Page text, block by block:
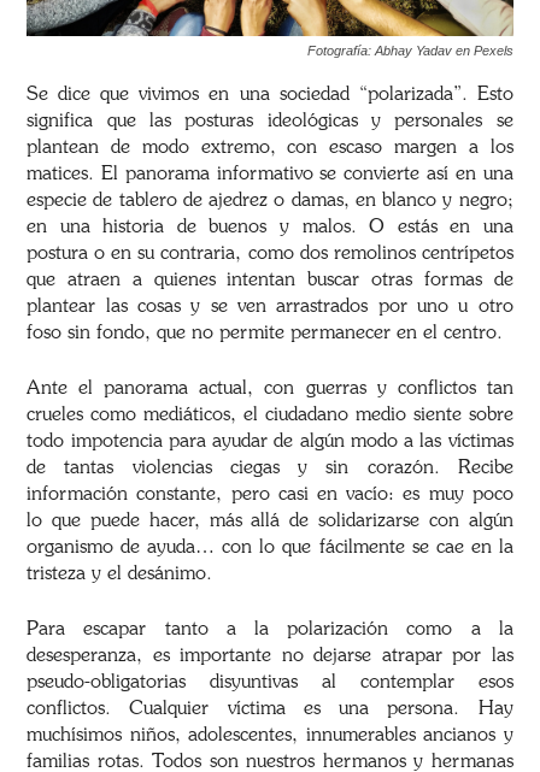
Fotografía: Abhay Yadav en Pexels
Se dice que vivimos en una sociedad “polarizada”. Esto
significa que las posturas ideológicas y personales se
plantean de modo extremo, con escaso margen a los
matices. El panorama informativo se convierte así en una
especie de tablero de ajedrez o damas, en blanco y negro;
en una historia de buenos y malos. O estás en una
postura o en su contraria, como dos remolinos centrípetos
que atraen a quienes intentan buscar otras formas de
plantear las cosas y se ven arrastrados por uno u otro
foso sin fondo, que no permite permanecer en el centro.
Ante el panorama actual, con guerras y conflictos tan
crueles como mediáticos, el ciudadano medio siente sobre
todo impotencia para ayudar de algún modo a las víctimas
de tantas violencias ciegas y sin corazón. Recibe
información constante, pero casi en vacío: es muy poco
lo que puede hacer, más allá de solidarizarse con algún
organismo de ayuda… con lo que fácilmente se cae en la
tristeza y el desánimo.
Para escapar tanto a la polarización como a la
desesperanza, es importante no dejarse atrapar por las
pseudo-obligatorias disyuntivas al contemplar esos
conflictos. Cualquier víctima es una persona. Hay
muchísimos niños, adolescentes, innumerables ancianos y
familias rotas. Todos son nuestros hermanos y hermanas